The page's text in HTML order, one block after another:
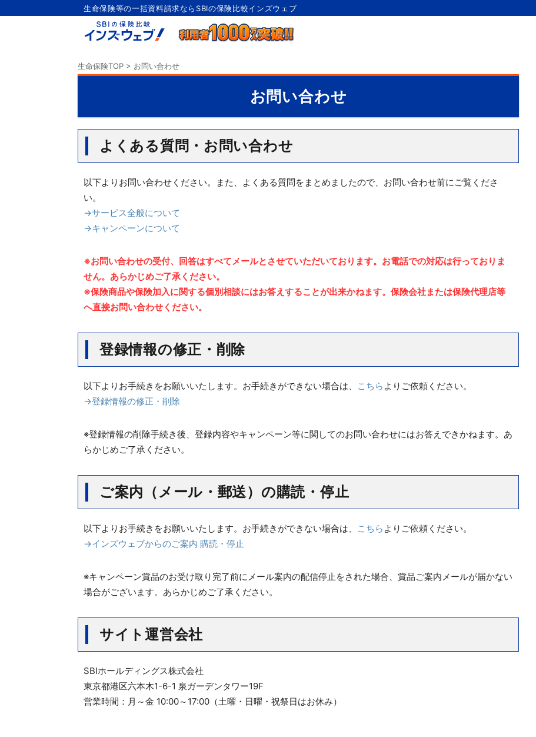
生命保険等の一括資料請求ならSBIの保険比較インズウェブ
生命保険TOP > お問い合わせ
お問い合わせ
よくある質問・お問い合わせ
以下よりお問い合わせください。また、よくある質問をまとめましたので、お問い合わせ前にご覧くださ
い。
→サービス全般について
→キャンペーンについて
※お問い合わせの受付、回答はすべてメールとさせていただいております。お電話での対応は行っておりま
せん。あらかじめご了承ください。
※保険商品や保険加入に関する個別相談にはお答えすることが出来かねます。保険会社または保険代理店等
へ直接お問い合わせください。
登録情報の修正・削除
以下よりお手続きをお願いいたします。お手続きができない場合は、 こちら よりご依頼ください。
→登録情報の修正・削除
※登録情報の削除手続き後、登録内容やキャンペーン等に関してのお問い合わせにはお答えできかねます。あ
らかじめご了承ください。
ご案内（メール・郵送）の購読・停止
以下よりお手続きをお願いいたします。お手続きができない場合は、 こちら よりご依頼ください。
→インズウェブからのご案内 購読・停止
※キャンペーン賞品のお受け取り完了前にメール案内の配信停止をされた場合、賞品ご案内メールが届かない
場合がございます。あらかじめご了承ください。
サイト運営会社
SBIホールディングス株式会社
東京都港区六本木1-6-1 泉ガーデンタワー19F
営業時間：月～金 10:00～17:00（土曜・日曜・祝祭日はお休み）